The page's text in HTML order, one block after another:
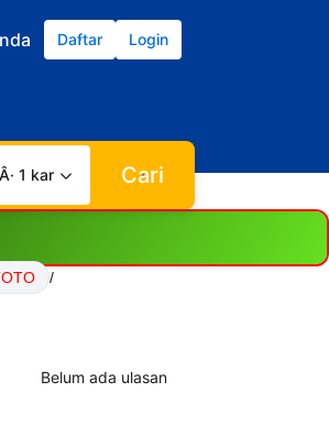
Daftar Login
1 kamar Cari
/
Belum ada ulasan